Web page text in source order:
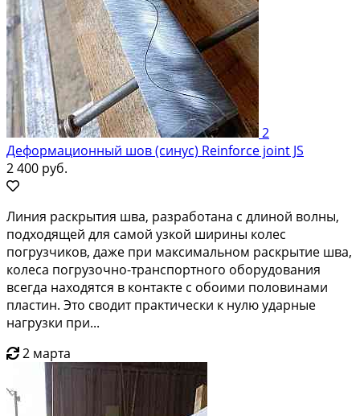
2
Деформационный шов (синус) Reinforce joint JS
2 400 руб.
Линия раскрытия шва, разработана с длиной волны,
подходящей для самой узкой ширины колес
погрузчиков, даже при максимальном раскрытие шва,
колеса погрузочно-транспортного оборудования
всегда находятся в контакте с обоими половинами
пластин. Это сводит практически к нулю ударные
нагрузки при...
2 марта